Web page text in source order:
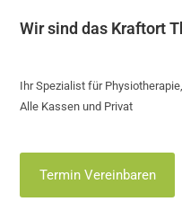
Wir sind das Kraftort
Ihr Spezialist für
Alle Kassen und Privat
Termin Vereinbaren